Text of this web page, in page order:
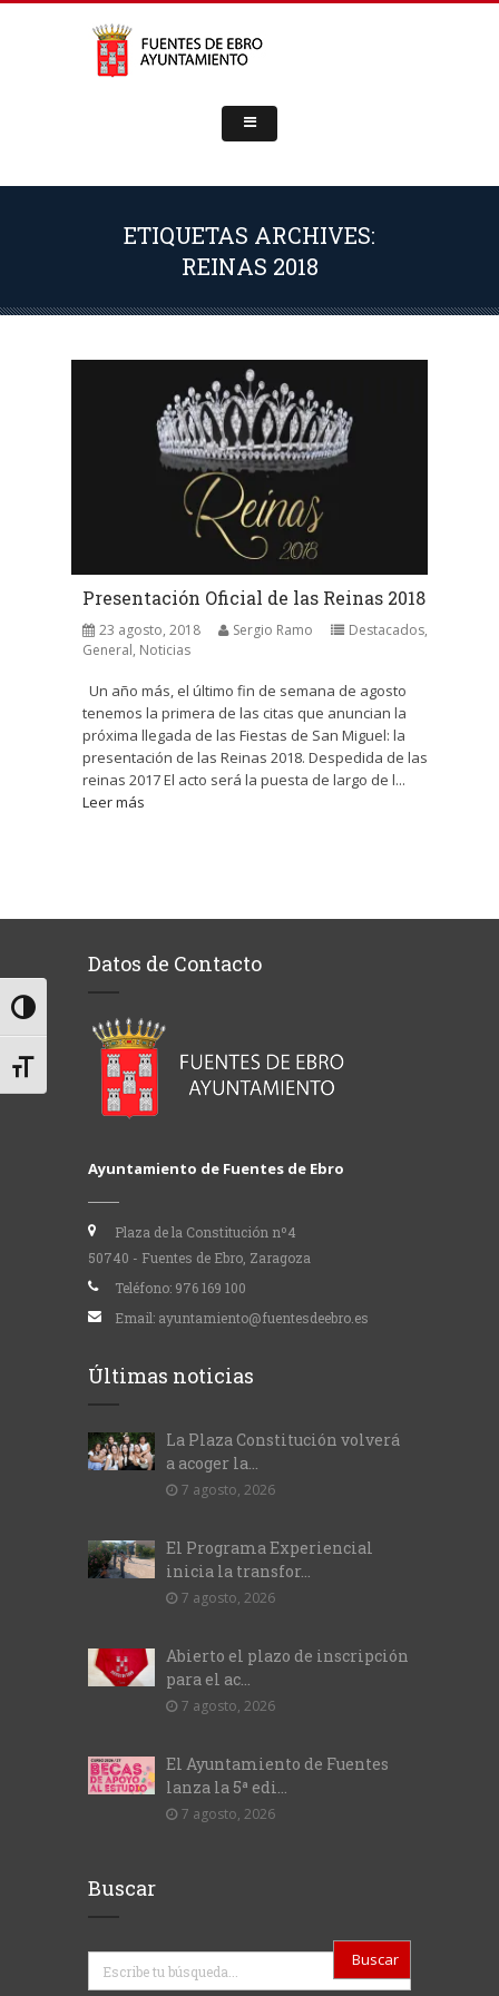
Alternar alto contraste
Alternar tamaño de letra
ETIQUETAS ARCHIVES:
REINAS 2018
Presentación Oficial de las Reinas 2018
23 agosto, 2018 Sergio Ramo Destacados,
General, Noticias
Un año más, el último fin de semana de agosto
tenemos la primera de las citas que anuncian la
próxima llegada de las Fiestas de San Miguel: la
presentación de las Reinas 2018. Despedida de las
reinas 2017 El acto será la puesta de largo de l...
Leer más
Datos de Contacto
Ayuntamiento de Fuentes de Ebro
Plaza de la Constitución nº4
50740 - Fuentes de Ebro, Zaragoza
Teléfono: 976 169 100
Email: ayuntamiento@fuentesdeebro.es
Últimas noticias
La Plaza Constitución volverá
a acoger la...
7 agosto, 2026
El Programa Experiencial
inicia la transfor...
7 agosto, 2026
Abierto el plazo de inscripción
para el ac...
7 agosto, 2026
El Ayuntamiento de Fuentes
lanza la 5ª edi...
7 agosto, 2026
Buscar
Buscar